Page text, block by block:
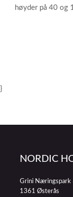
høyder på 40 og
}
NORDIC
Grini Næringspark
1361 Østerås